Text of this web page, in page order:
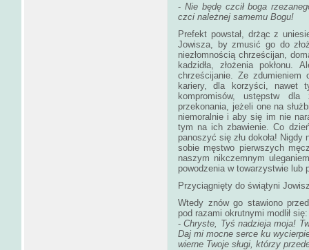
- Nie będę czcił boga
czci należnej samemu Bogu!
Prefekt powstał, drżąc z
Jowisza, by zmusić go do
niezłomnością chrześcijan,
kadzidła, złożenia pokłonu.
chrześcijanie. Ze
kariery, dla korzyści, nawet
kompromisów, ustępstw dla
przekonania, jeżeli one na
niemoralnie i aby się im nie
tym na ich zbawienie. Co
panoszyć się złu dokoła! Nigdy
sobie męstwo pierwszych
naszym nikczemnym
powodzenia w towarzystwie lub
Przyciągnięty do świątyni
Wtedy znów go stawiono
pod razami okrutnymi modlił się:
-Chryste, Tyś nadzieja moja!
Daj mi mocne serce ku
wierne Twoje sługi, którzy